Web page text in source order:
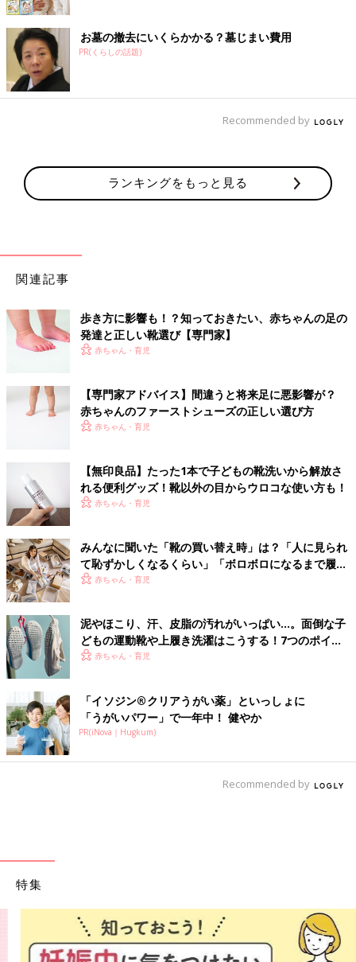
お墓の撤去にいくらかかる？墓じまい費用
PR(くらしの話題)
Recommended by
ランキングをもっと見る
関連記事
歩き方に影響も！？知っておきたい、赤ちゃんの足の
発達と正しい靴選び【専門家】
赤ちゃん・育児
【専門家アドバイス】間違うと将来足に悪影響が？
赤ちゃんのファーストシューズの正しい選び方
赤ちゃん・育児
【無印良品】たった1本で子どもの靴洗いから解放さ
れる便利グッズ！靴以外の目からウロコな使い方も！
赤ちゃん・育児
みんなに聞いた「靴の買い替え時」は？「人に見られ
て恥ずかしくなるくらい」「ボロボロになるまで履き
つぶす」もあり!? お気に入りの靴を長くもたせる時短
赤ちゃん・育児
泥やほこり、汗、皮脂の汚れがいっぱい…。面倒な子
どもの運動靴や上履き洗濯はこうする！7つのポイン
ト 赤ちゃん・育児
「イソジン®クリアうがい薬」といっしょに
「うがいパワー」で一年中！ 健やか
PR(iNova｜Hugkum)
Recommended by
特集